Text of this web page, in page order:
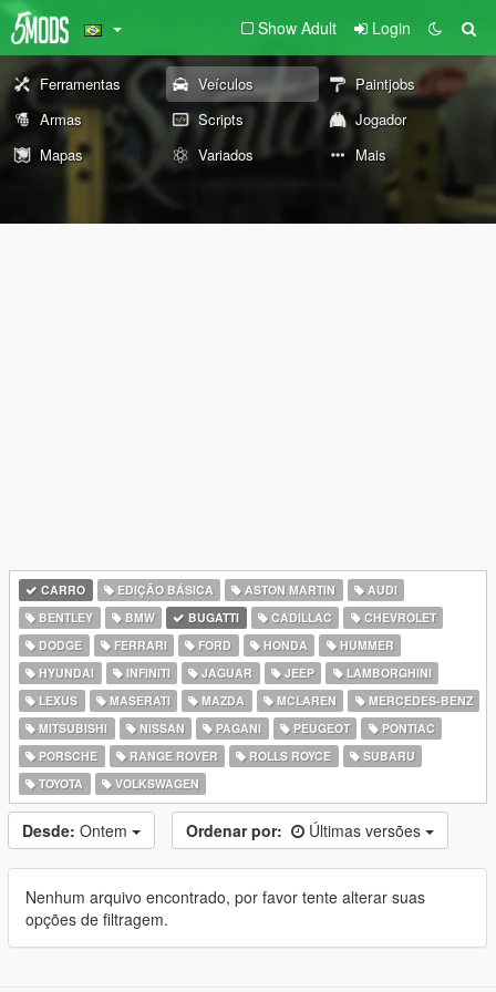
Show Adult Login
Ferramentas Veículos
Paintjobs
Armas
Scripts
Jogador
Mapas
Variados Mais
CARRO EDIÇÃO BÁSICA ASTON MARTIN
AUDI
BENTLEY
BMW BUGATTI CADILLAC
CHEVROLET
DODGE
FERRARI FORD HONDA
HUMMER
HYUNDAI
INFINITI JAGUAR JEEP
LAMBORGHINI
LEXUS
MASERATI MAZDA MCLAREN
MERCEDES-BENZ
MITSUBISHI
NISSAN PAGANI PEUGEOT
PONTIAC
PORSCHE
RANGE ROVER ROLLS ROYCE
SUBARU
TOYOTA
VOLKSWAGEN
Desde: Ontem Ordenar por: Últimas versões
Nenhum arquivo encontrado, por favor tente alterar suas
opções de filtragem.